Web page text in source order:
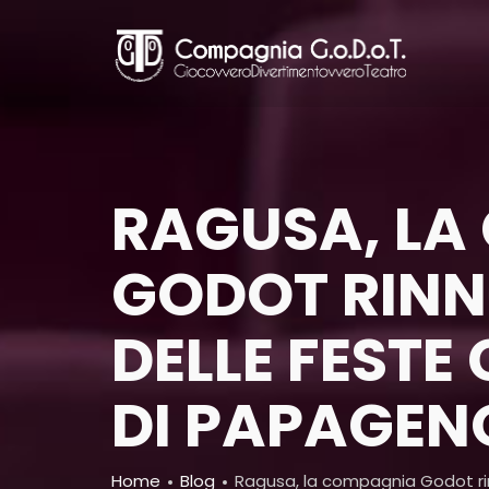
RAGUSA,
GODOT
DELLE
DI
Home Blog Ragusa, la compagnia Godot